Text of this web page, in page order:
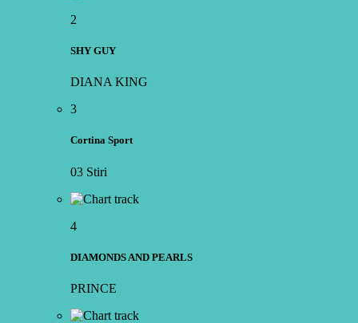
2
SHY GUY
DIANA KING
3
Cortina Sport
03 Stiri
4
DIAMONDS AND PEARLS
PRINCE